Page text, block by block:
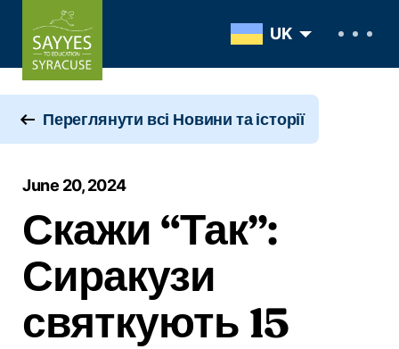
Skip to content
UK
Переглянути всі Новини та історії
June 20, 2024
Скажи “Так”:
Сиракузи
святкують 15